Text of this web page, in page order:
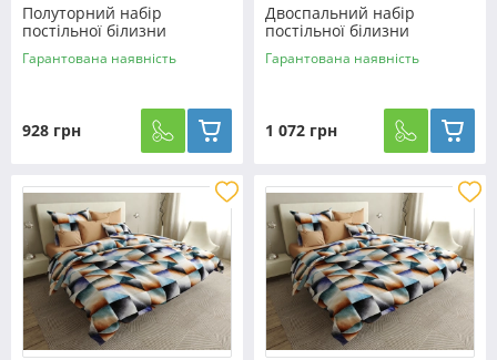
Полуторний набір
постільної білизни
150*220 із Бязі "Gold"
№154527AB Черешенка™
Гарантована наявність
928 грн
Двоспальний набір
постільної білизни
180*220 із Бязі "Gold"
№154527AB Черешенка™
Гарантована наявність
1 072 грн